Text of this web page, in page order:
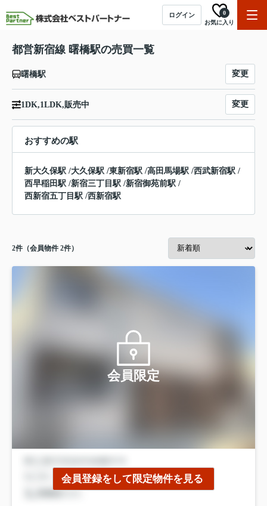
ログイン
お気に入り
0
都営新宿線 曙橋駅の売買一覧
曙橋駅 変更
1DK,1LDK,販売中 変更
おすすめの駅
新大久保駅 /大久保駅 /東新宿駅 /高田馬場駅 /西武新宿駅 /
西早稲田駅 /新宿三丁目駅 /新宿御苑前駅 /
西新宿五丁目駅 /西新宿駅
2件（会員物件 2件）
会員限定
会員登録をして限定物件を見る